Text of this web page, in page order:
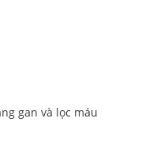
gan và lọc máu